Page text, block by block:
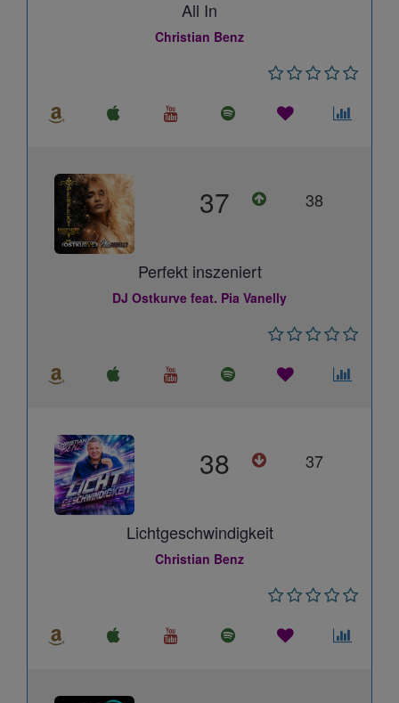
All In
Christian Benz
37 38
Perfekt inszeniert
DJ Ostkurve feat. Pia Vanelly
38 37
Lichtgeschwindigkeit
Christian Benz